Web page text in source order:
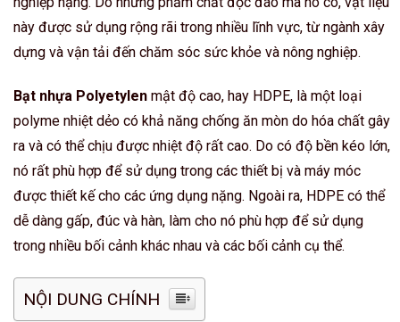
này được sử dụng rộng rãi trong nhiều lĩnh vực, từ ngành xây
dựng và vận tải đến chăm sóc sức khỏe và nông nghiệp.
Bạt nhựa Polyetylen mật độ cao, hay HDPE, là một loại
polyme nhiệt dẻo có khả năng chống ăn mòn do hóa chất gây
ra và có thể chịu được nhiệt độ rất cao. Do có độ bền kéo lớn,
nó rất phù hợp để sử dụng trong các thiết bị và máy móc
được thiết kế cho các ứng dụng nặng. Ngoài ra, HDPE có thể
dễ dàng gấp, đúc và hàn, làm cho nó phù hợp để sử dụng
trong nhiều bối cảnh khác nhau và các bối cảnh cụ thể.
NỘI DUNG CHÍNH